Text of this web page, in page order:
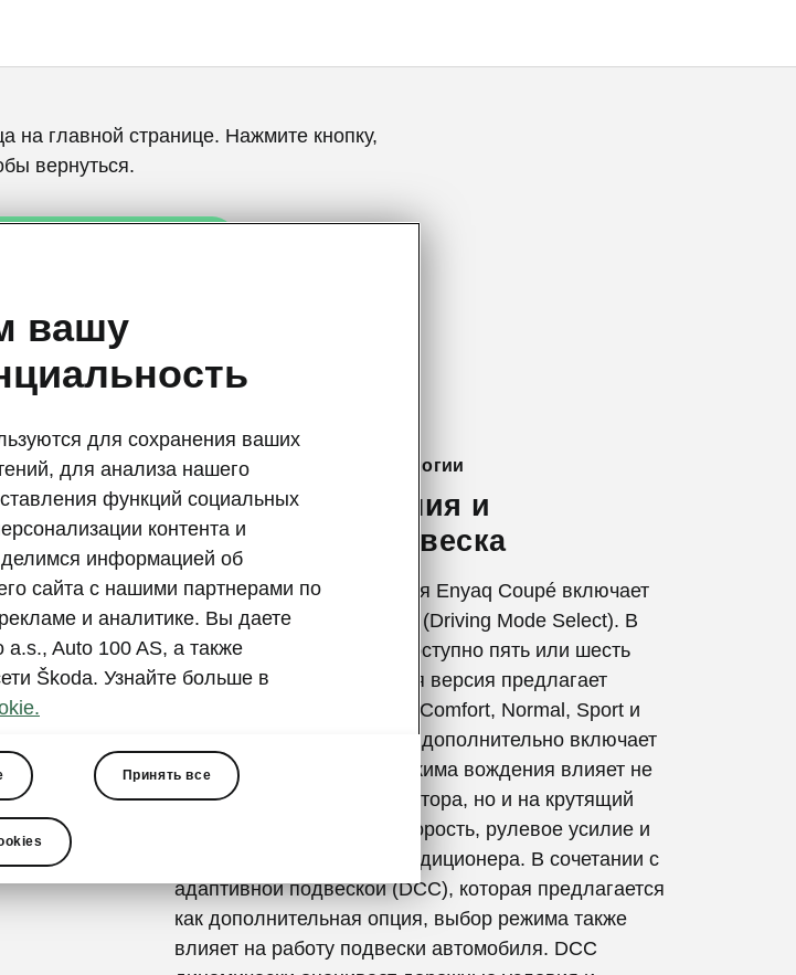
на главной странице. Нажмите кнопку,
вернуться.
Škoda Enyaq Coupé технологии
Режимы вождения и
адаптивная подвеска
Стандартная комплектация Enyaq Coupé включает
выбор режимов вождения (Driving Mode Select). В
зависимости от версии, доступно пять или шесть
режимов. Заднеприводная версия предлагает
следующие режимы: Eco, Comfort, Normal, Sport и
Individual. Полный привод дополнительно включает
режим Traction. Выбор режима вождения влияет не
только на отклик акселератора, но и на крутящий
момент, максимальную скорость, рулевое усилие и
интенсивность работы кондиционера. В сочетании с
адаптивной подвеской (DCC), которая предлагается
как дополнительная опция, выбор режима также
влияет на работу подвески автомобиля. DCC
вашу
для сохранения ваших
для анализа нашего
функций социальных
контента и
информацией об
сайта с нашими партнерами по
и аналитике. Вы даете
a.s., Auto 100 AS, а также
Škoda. Узнайте больше в
Принять все